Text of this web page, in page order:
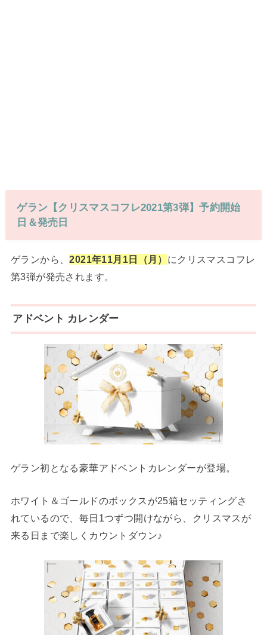
ゲラン【クリスマスコフレ2021第3弾】予約開始
日＆発売日
ゲランから、2021年11月1日（月） にクリスマスコフレ
第3弾が発売されます。
アドベント カレンダー
ゲラン初となる豪華アドベントカレンダーが登場。
ホワイト＆ゴールドのボックスが25箱セッティングさ
れているので、毎日1つずつ開けながら、クリスマスが
来る日まで楽しくカウントダウン♪